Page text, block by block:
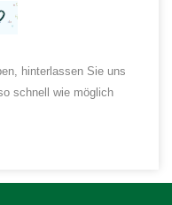
hinterlassen Sie uns
schnell wie möglich